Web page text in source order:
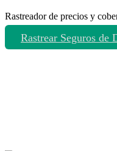
Rastreador de precios y
Rastrear Seguros de